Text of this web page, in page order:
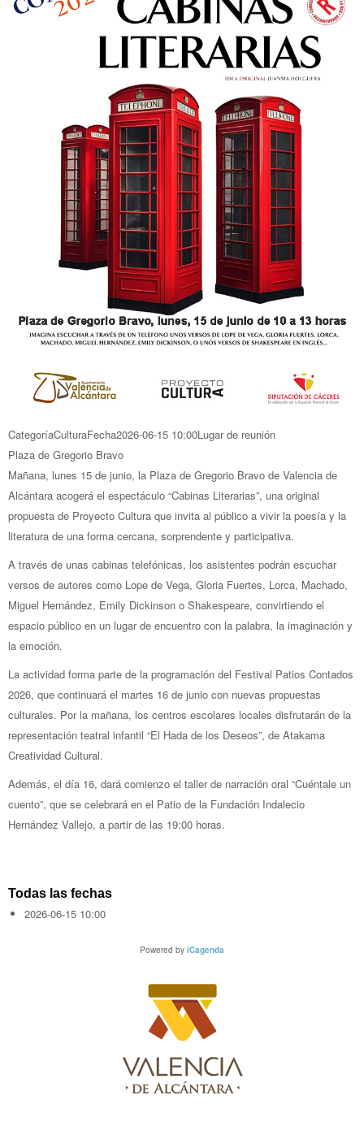
CategoríaCulturaFecha2026-06-15 10:00Lugar de reunión
Plaza de Gregorio Bravo
Mañana, lunes 15 de junio, la Plaza de Gregorio Bravo de Valencia de
Alcántara acogerá el espectáculo “Cabinas Literarias”, una original
propuesta de Proyecto Cultura que invita al público a vivir la poesía y la
literatura de una forma cercana, sorprendente y participativa.
A través de unas cabinas telefónicas, los asistentes podrán escuchar
versos de autores como Lope de Vega, Gloria Fuertes, Lorca, Machado,
Miguel Hernández, Emily Dickinson o Shakespeare, convirtiendo el
espacio público en un lugar de encuentro con la palabra, la imaginación y
la emoción.
La actividad forma parte de la programación del Festival Patios Contados
2026, que continuará el martes 16 de junio con nuevas propuestas
culturales. Por la mañana, los centros escolares locales disfrutarán de la
representación teatral infantil “El Hada de los Deseos”, de Atakama
Creatividad Cultural.
Además, el día 16, dará comienzo el taller de narración oral “Cuéntale un
cuento”, que se celebrará en el Patio de la Fundación Indalecio
Hernández Vallejo, a partir de las 19:00 horas.
Todas las fechas
2026-06-15 10:00
Powered by iCagenda